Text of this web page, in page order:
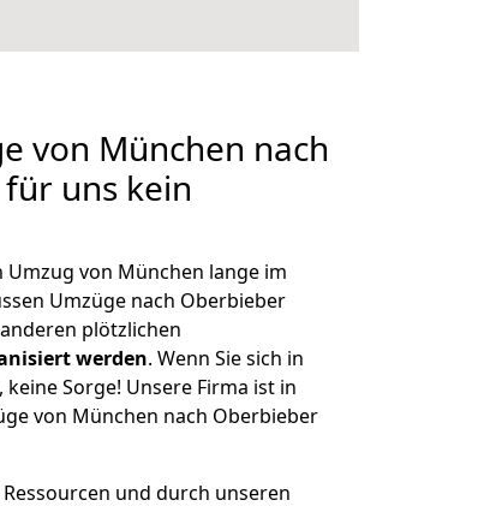
von München nach
uns kein
von München lange im
Umzüge nach Oberbieber
plötzlichen
werden. Wenn Sie sich in
Sorge! Unsere Firma ist in
von München nach Oberbieber
und durch unseren